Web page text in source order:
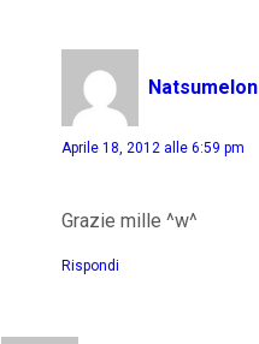
Natsumelon
Aprile 18, 2012 alle 6:59 pm
Grazie mille ^w^
Rispondi